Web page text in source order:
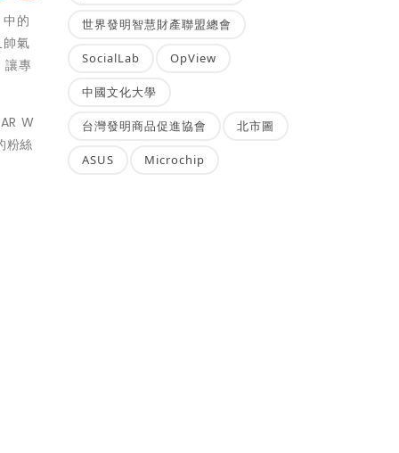
的
氣
讓專
W
粉絲
世界發明智慧財產聯盟總會
SocialLab OpView
中國文化大學
台灣發明商品促進協會 北市圖
ASUS Microchip